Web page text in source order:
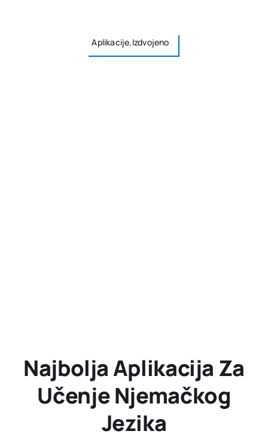
Aplikacije,Izdvojeno
Najbolja Aplikacija Za
Učenje Njemačkog
Jezika